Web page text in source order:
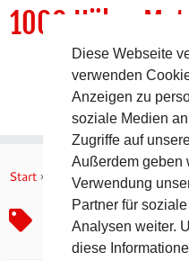
Inhalt
1000
DER
Start » Genusswandern mit
Diese Webseite
verwenden
Anzeigen zu
soziale Medien
Zugriffe auf
Außerdem geben
Verwendung
Partner für
Analysen weiter.
diese